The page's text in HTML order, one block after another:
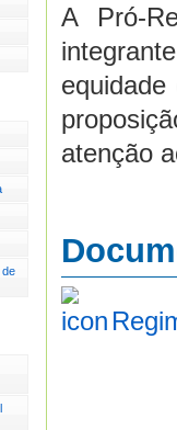
A Pró-
atenção
de